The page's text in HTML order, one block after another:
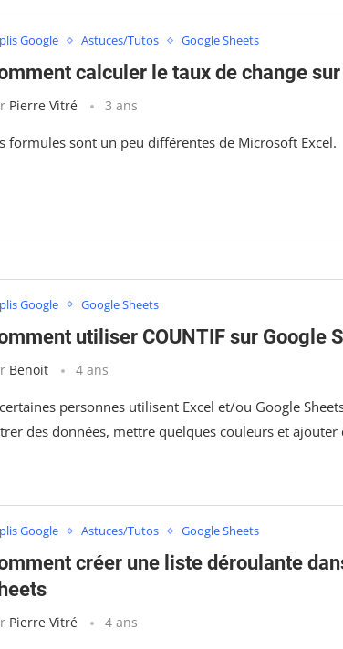
Google Astuces/Tutos Google Sheets
calculer le taux de change
Pierre Vitré 3 ans
formules sont un peu différentes de Microsoft Excel.
Google Google Sheets
utiliser COUNTIF sur Google
Benoit 4 ans
personnes utilisent Excel et/ou Google
des données, mettre quelques couleurs et
Google Astuces/Tutos Google Sheets
créer une liste déroulante
Pierre Vitré 4 ans